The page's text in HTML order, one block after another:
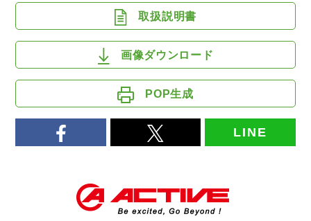
取扱説明書
画像ダウンロード
POP生成
LINE